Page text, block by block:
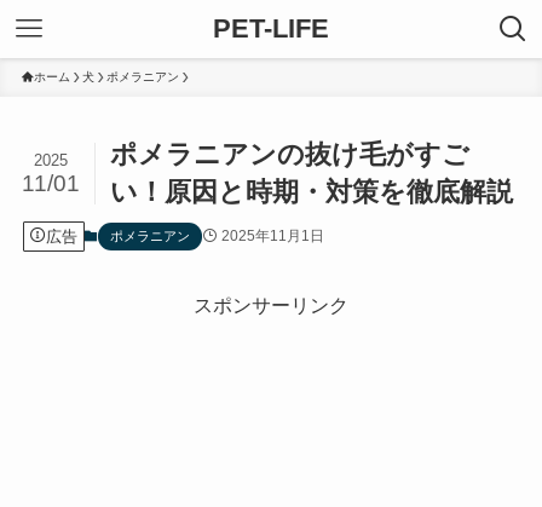
PET-LIFE
ホーム 犬 ポメラニアン
ポメラニアンの抜け毛がすご
い！原因と時期・対策を徹底解説
2025
11/01
広告 ポメラニアン 2025年11月1日
スポンサーリンク